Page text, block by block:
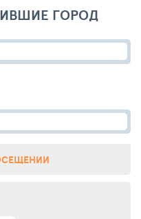
ГОРОД